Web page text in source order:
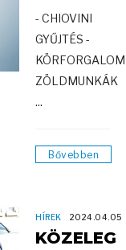
- CHIOVINI
GYŰJTÉS -
KÖRFORGALOM
ZÖLDMUNKÁK
...
Bővebben
HÍREK 2024.04.05
KÖZELEG